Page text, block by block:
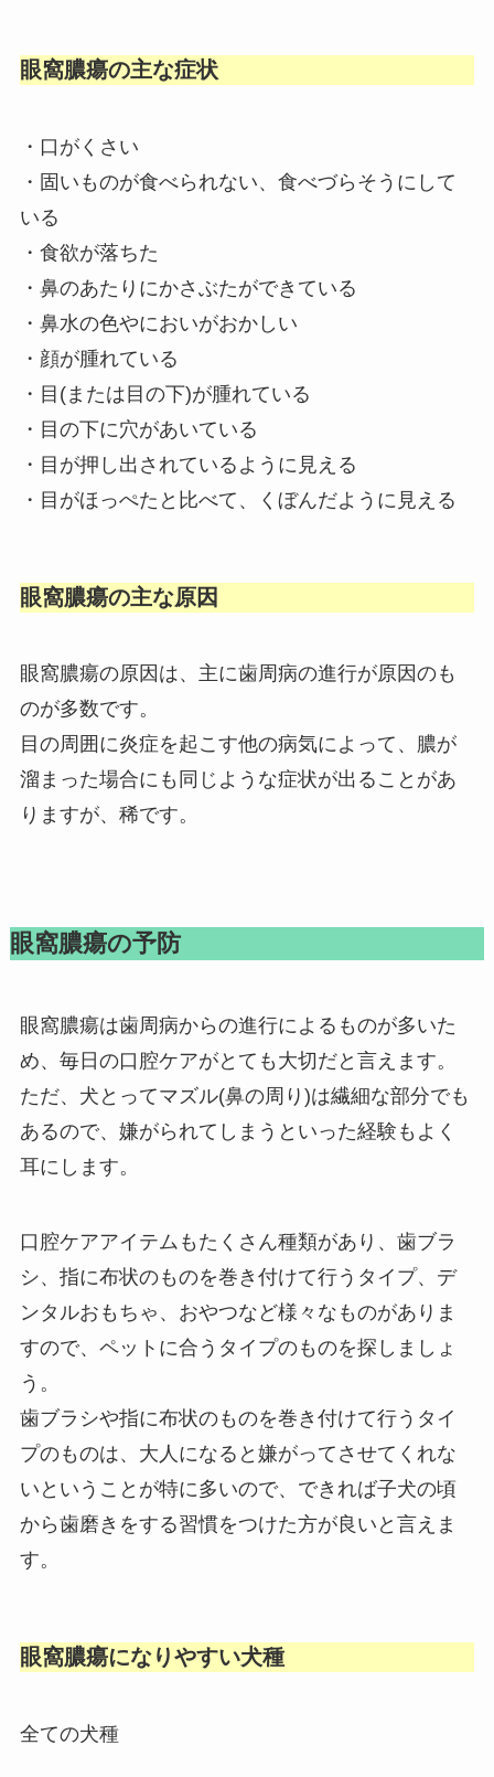
眼窩膿瘍の主な症状
・口がくさい
・固いものが食べられない、食べづらそうにして
いる
・食欲が落ちた
・鼻のあたりにかさぶたができている
・鼻水の色やにおいがおかしい
・顔が腫れている
・目(または目の下)が腫れている
・目の下に穴があいている
・目が押し出されているように見える
・目がほっぺたと比べて、くぼんだように見える
眼窩膿瘍の主な原因
眼窩膿瘍の原因は、主に歯周病の進行が原因のも
のが多数です。
目の周囲に炎症を起こす他の病気によって、膿が
溜まった場合にも同じような症状が出ることがあ
りますが、稀です。
眼窩膿瘍の予防
眼窩膿瘍は歯周病からの進行によるものが多いた
め、毎日の口腔ケアがとても大切だと言えます。
ただ、犬とってマズル(鼻の周り)は繊細な部分でも
あるので、嫌がられてしまうといった経験もよく
耳にします。
口腔ケアアイテムもたくさん種類があり、歯ブラ
シ、指に布状のものを巻き付けて行うタイプ、デ
ンタルおもちゃ、おやつなど様々なものがありま
すので、ペットに合うタイプのものを探しましょ
う。
歯ブラシや指に布状のものを巻き付けて行うタイ
プのものは、大人になると嫌がってさせてくれな
いということが特に多いので、できれば子犬の頃
から歯磨きをする習慣をつけた方が良いと言えま
す。
眼窩膿瘍になりやすい犬種
全ての犬種